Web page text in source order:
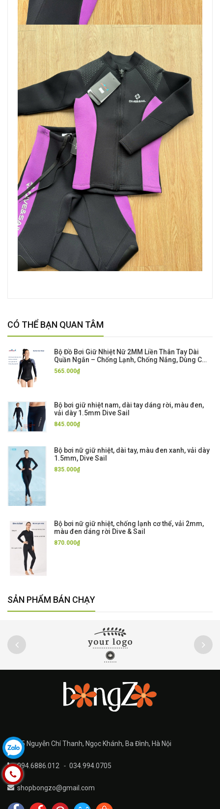
CÓ THỂ BẠN QUAN TÂM
Bộ Đồ Bơi Giữ Nhiệt Nữ 2MM Liền Thân Tay Dài
Quần Ngắn – Chống Lạnh, Chống Nắng, Dùng Cho
Bơi Biển, Lặn Biển, Lướt Sóng.
565.000₫
Bộ bơi giữ nhiệt nam, dài tay dáng rời, màu đen,
vải dày 1.5mm Dive Sail
845.000₫
Bộ bơi nữ giữ nhiệt, dài tay, màu đen xanh, vải dày
1.5mm, Dive Sail
835.000₫
Bộ bơi nữ giữ nhiệt, chống lạnh cơ thể, vải 2mm,
màu đen dáng rời Dive & Sail
870.000₫
SẢN PHẨM BÁN CHẠY
25 Nguyễn Chí Thanh, Ngọc Khánh, Ba Đình, Hà Nội
094.6886.012 - 034.994.0705
shopbongzo@gmail.com